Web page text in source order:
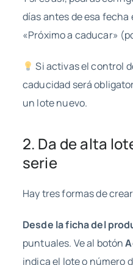
días antes de esa fecha
«Próximo a caducar»
Si activas el control
caducidad será
un lote nuevo.
2. Da de alta
serie
Hay tres formas de
Desde la ficha del
puntuales. Ve al botón
indica el lote o número